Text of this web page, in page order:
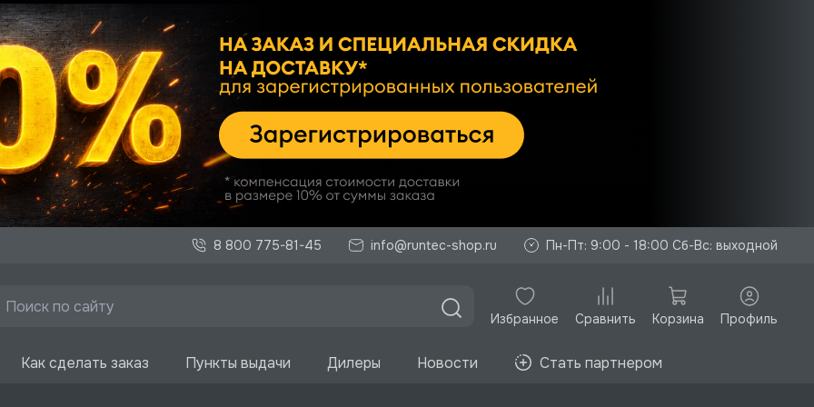
8 800 775-81-45 info@runtec-shop.ru Пн-Пт: 9:00 - 18:00 Сб-Вс: выходной
Избранное Сравнить Корзина Профиль
Как сделать заказ Пункты выдачи Дилеры Новости Стать партнером